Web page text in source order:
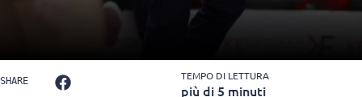
SHARE TEMPO DI LETTURA
più di 5 minuti